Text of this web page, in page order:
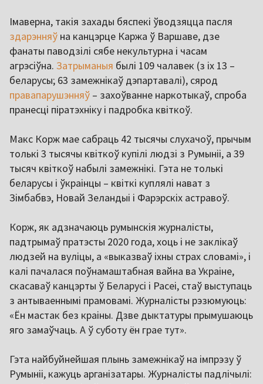
Імаверна, такія захады бяспекі ўводзяцца пасля
здарэнняў на канцэрце Каржа ў Варшаве, дзе
фанаты паводзілі сябе некультурна і часам
агрэсіўна. Затрыманыя былі 109 чалавек (з іх 13 –
беларусы; 63 замежнікаў дэпартавалі), сярод
правапарушэнняў – захоўванне наркотыкаў, спроба
пранесці піратэхніку і падробка квіткоў.
Макс Корж мае сабраць 42 тысячы слухачоў, прычым
толькі 3 тысячы квіткоў купілі людзі з Румыніі, а 39
тысяч квіткоў набылі замежнікі. Гэта не толькі
беларусы і ўкраінцы – квіткі куплялі нават з
Зімбабвэ, Новай Зеландыі і Фарэрскіх астравоў.
Корж, як адзначаюць румынскія журналісты,
падтрымаў пратэсты 2020 года, хоць і не заклікаў
людзей на вуліцы, а «выказваў іхны страх словамі», і
калі пачалася поўнамаштабная вайна ва Украіне,
скасаваў канцэрты ў Беларусі і Расеі, стаў выступаць
з антываеннымі прамовамі. Журналісты рэзюмуюць:
«Ён мастак без краіны. Дзве дыктатуры прымушаюць
яго замаўчаць. А ў суботу ён грае тут».
Гэта найбуйнейшая плынь замежнікаў на імпрэзу ў
Румыніі, кажуць арганізатары. Журналісты падлічылі: